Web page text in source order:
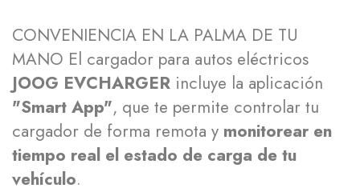
CONVENIENCIA EN LA PALMA DE TU
MANO El cargador para autos eléctricos
JOOG EVCHARGER incluye la aplicación
"Smart App", que te permite controlar tu
cargador de forma remota y monitorear en
tiempo real el estado de carga de tu
vehículo.